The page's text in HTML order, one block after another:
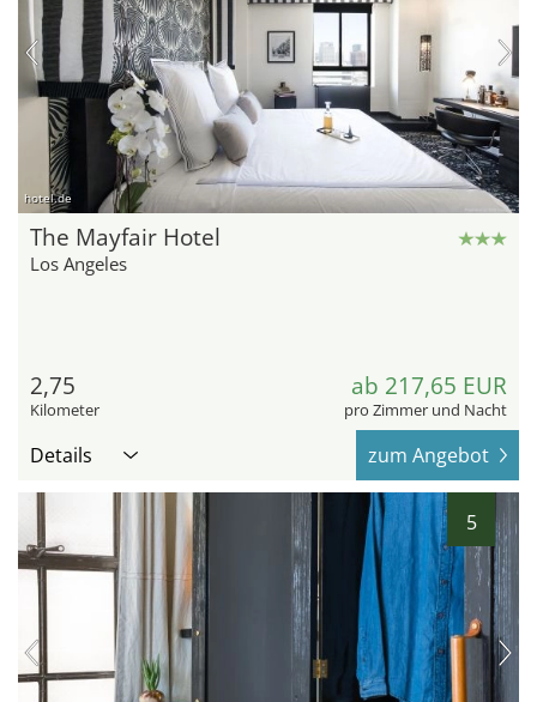
hotel.de
The Mayfair Hotel
Los Angeles
2,75
Kilometer
ab 217,65 EUR
pro Zimmer und Nacht
Details zum Angebot
5